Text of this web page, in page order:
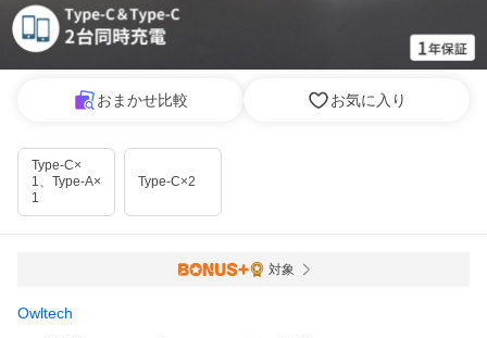
おまかせ比較 お気に入り
Type-C×
1、Type-A×
1
Type-C×2
対象
Owltech